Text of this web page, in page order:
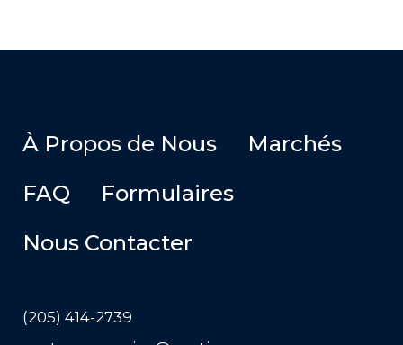
À Propos de Nous
Marchés
FAQ
Formulaires
Nous Contacter
(205) 414-2739